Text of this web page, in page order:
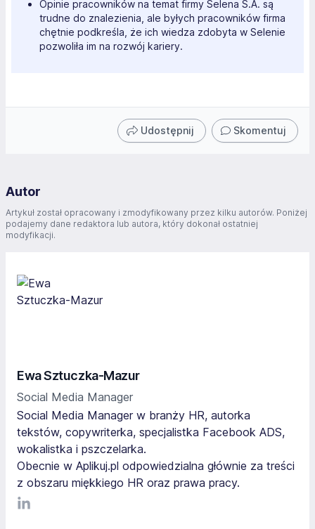
Opinie pracowników na temat firmy Selena S.A. są
trudne do znalezienia, ale byłych pracowników firma
chętnie podkreśla, że ich wiedza zdobyta w Selenie
pozwoliła im na rozwój kariery.
Udostępnij Skomentuj
Autor
Artykuł został opracowany i zmodyfikowany przez kilku autorów. Poniżej
podajemy dane redaktora lub autora, który dokonał ostatniej
modyfikacji.
Ewa Sztuczka-Mazur
Social Media Manager
Social Media Manager w branży HR, autorka
tekstów, copywriterka, specjalistka Facebook ADS,
wokalistka i pszczelarka.
Obecnie w Aplikuj.pl odpowiedzialna głównie za treści
z obszaru miękkiego HR oraz prawa pracy.
LinkediIn